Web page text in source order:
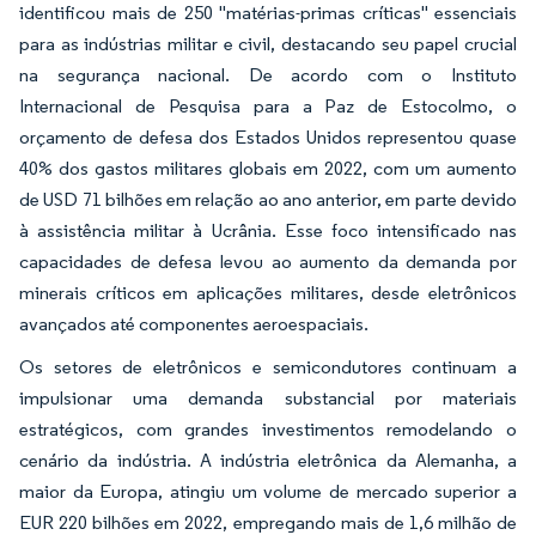
identificou mais de 250 "matérias-primas críticas" essenciais
para as indústrias militar e civil, destacando seu papel crucial
na segurança nacional. De acordo com o Instituto
Internacional de Pesquisa para a Paz de Estocolmo, o
orçamento de defesa dos Estados Unidos representou quase
40% dos gastos militares globais em 2022, com um aumento
de USD 71 bilhões em relação ao ano anterior, em parte devido
à assistência militar à Ucrânia. Esse foco intensificado nas
capacidades de defesa levou ao aumento da demanda por
minerais críticos em aplicações militares, desde eletrônicos
avançados até componentes aeroespaciais.
Os setores de eletrônicos e semicondutores continuam a
impulsionar uma demanda substancial por materiais
estratégicos, com grandes investimentos remodelando o
cenário da indústria. A indústria eletrônica da Alemanha, a
maior da Europa, atingiu um volume de mercado superior a
EUR 220 bilhões em 2022, empregando mais de 1,6 milhão de